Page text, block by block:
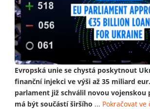
Evropská unie se chystá poskytnout
finanční injekci ve výši až 35 miliard
parlament již schválil novou vojenskou
má být součástí širšího ... Pokračovat ve